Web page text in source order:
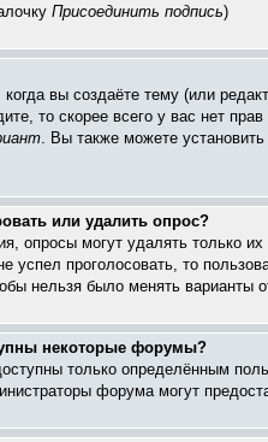
Присоединить подпись)
когда вы создаёте тему (или
то скорее всего у вас нет
. Вы также можете установить
или удалить опрос?
опросы могут удалять только
успел проголосовать, то
нельзя было менять варианты
некоторые форумы?
только определённым
форума могут